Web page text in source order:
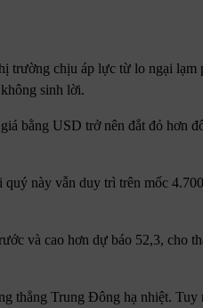
trường chịu áp lực từ lo ngại lạm
sinh lời.
bằng USD trở nên đắt đỏ hơn
này vẫn duy trì trên mốc
và cao hơn dự báo 52,3, cho
thẳng Trung Đông hạ nhiệt. Tuy